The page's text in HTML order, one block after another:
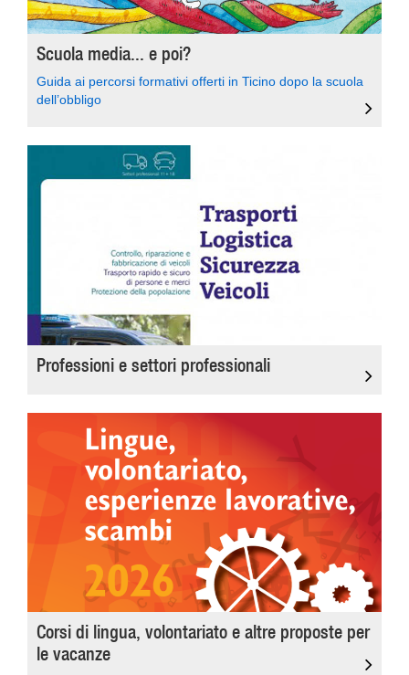
Scuola media... e poi?
Guida ai percorsi formativi offerti in Ticino dopo la scuola
dell’obbligo
Professioni e settori professionali
Corsi di lingua, volontariato e altre proposte per
le vacanze